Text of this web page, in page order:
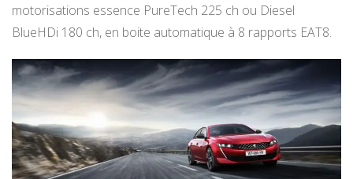
motorisations essence PureTech 225 ch ou Diesel
BlueHDi 180 ch, en boite automatique à 8 rapports EAT8.